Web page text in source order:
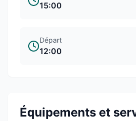
15:00
Départ
12:00
Équipements et